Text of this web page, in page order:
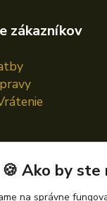
zákazníkov
🍪 Ako by ste
na správne